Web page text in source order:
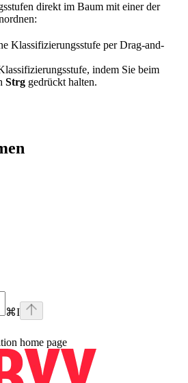
direkt im Baum mit einer der
Klassifizierungsstufe per Drag-and-
indem Sie beim
Strg gedrückt halten.
⌘I
home page